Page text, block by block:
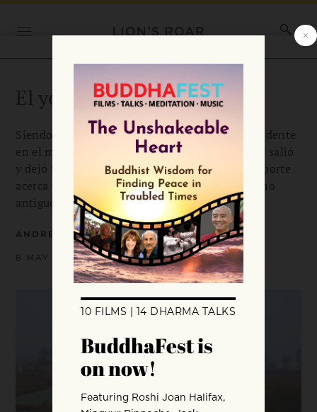
El yogui errante
Siendo un autor best-seller y una estrella ascendente
en el mundo budista, un día, Mingyur Rinpoche salió
y dejó todo atrás. Andrea Miller comparte su reporte
acerca de un lama moderno desafiando el camino
antiguo de los yogis errantes.
ANDREA MILLER
8 MAY 2025